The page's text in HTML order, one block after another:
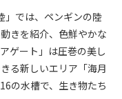
」では、ペンギンの陸
きを紹介、色鮮やかな
ゲート」は圧巻の美し
る新しいエリア「海月
16の水槽で、生き物たち